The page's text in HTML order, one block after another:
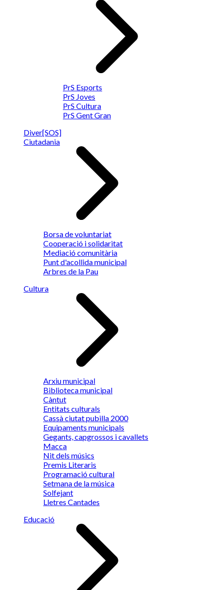
PrS Esports
PrS Joves
PrS Cultura
PrS Gent Gran
Diver[SOS]
Ciutadania
Borsa de voluntariat
Cooperació i solidaritat
Mediació comunitària
Punt d'acollida municipal
Arbres de la Pau
Cultura
Arxiu municipal
Biblioteca municipal
Càntut
Entitats culturals
Cassà ciutat pubilla 2000
Equipaments municipals
Gegants, capgrossos i cavallets
Macca
Nit dels músics
Premis Literaris
Programació cultural
Setmana de la música
Solfejant
Lletres Cantades
Educació